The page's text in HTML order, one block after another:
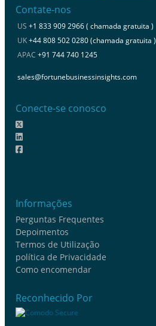
Contate-nos
US +1 833 909 2966 ( chamada gratuita )
UK+44 808 502 0280 (chamada gratuita )
APAC +91 744 740 1245
sales@fortunebusinessinsights.com
Conecte-se conosco
Informações
Perguntas Frequentes
Depoimentos
Termos de Utilização
política de Privacidade
Como encomendar
Reconhecido Por